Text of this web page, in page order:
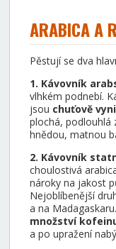
ARABICA A
Pěstují se dva
1. Kávovník
vlhkém podnebí.
jsou chuťově
plochá, podlouhlá
hnědou, matnou
2. Kávovník
choulostivá
nároky na jakost
Nejoblíbenější
a na
množství
a po upražení